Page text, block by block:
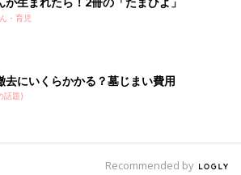
「mokoslife_2022」
さんが3COINSで購入した吊り戸棚ボッ
ッズなどを収納しているそう。奥行きと深
納できるようです。統一感があり、すっき
ね♪ こちらは550円商品とのこと。
すめ！クリアボックスバッグ
・育児
去にいくらかかる？墓じまい費用
話題)
Recommended by